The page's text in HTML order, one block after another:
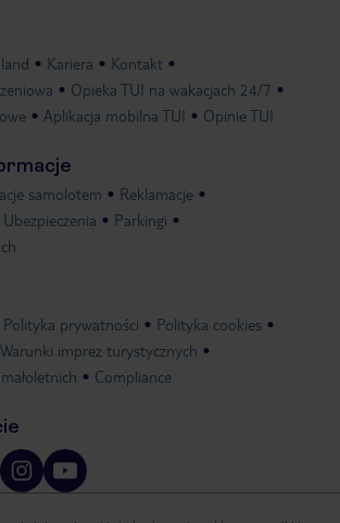
Kariera
Kontakt
Opieka TUI na wakacjach 24/7
Aplikacja mobilna TUI Opinie TUI
samolotem
Reklamacje
Ubezpieczenia
Parkingi
Polityka prywatności
Polityka cookies
Warunki imprez turystycznych
Compliance